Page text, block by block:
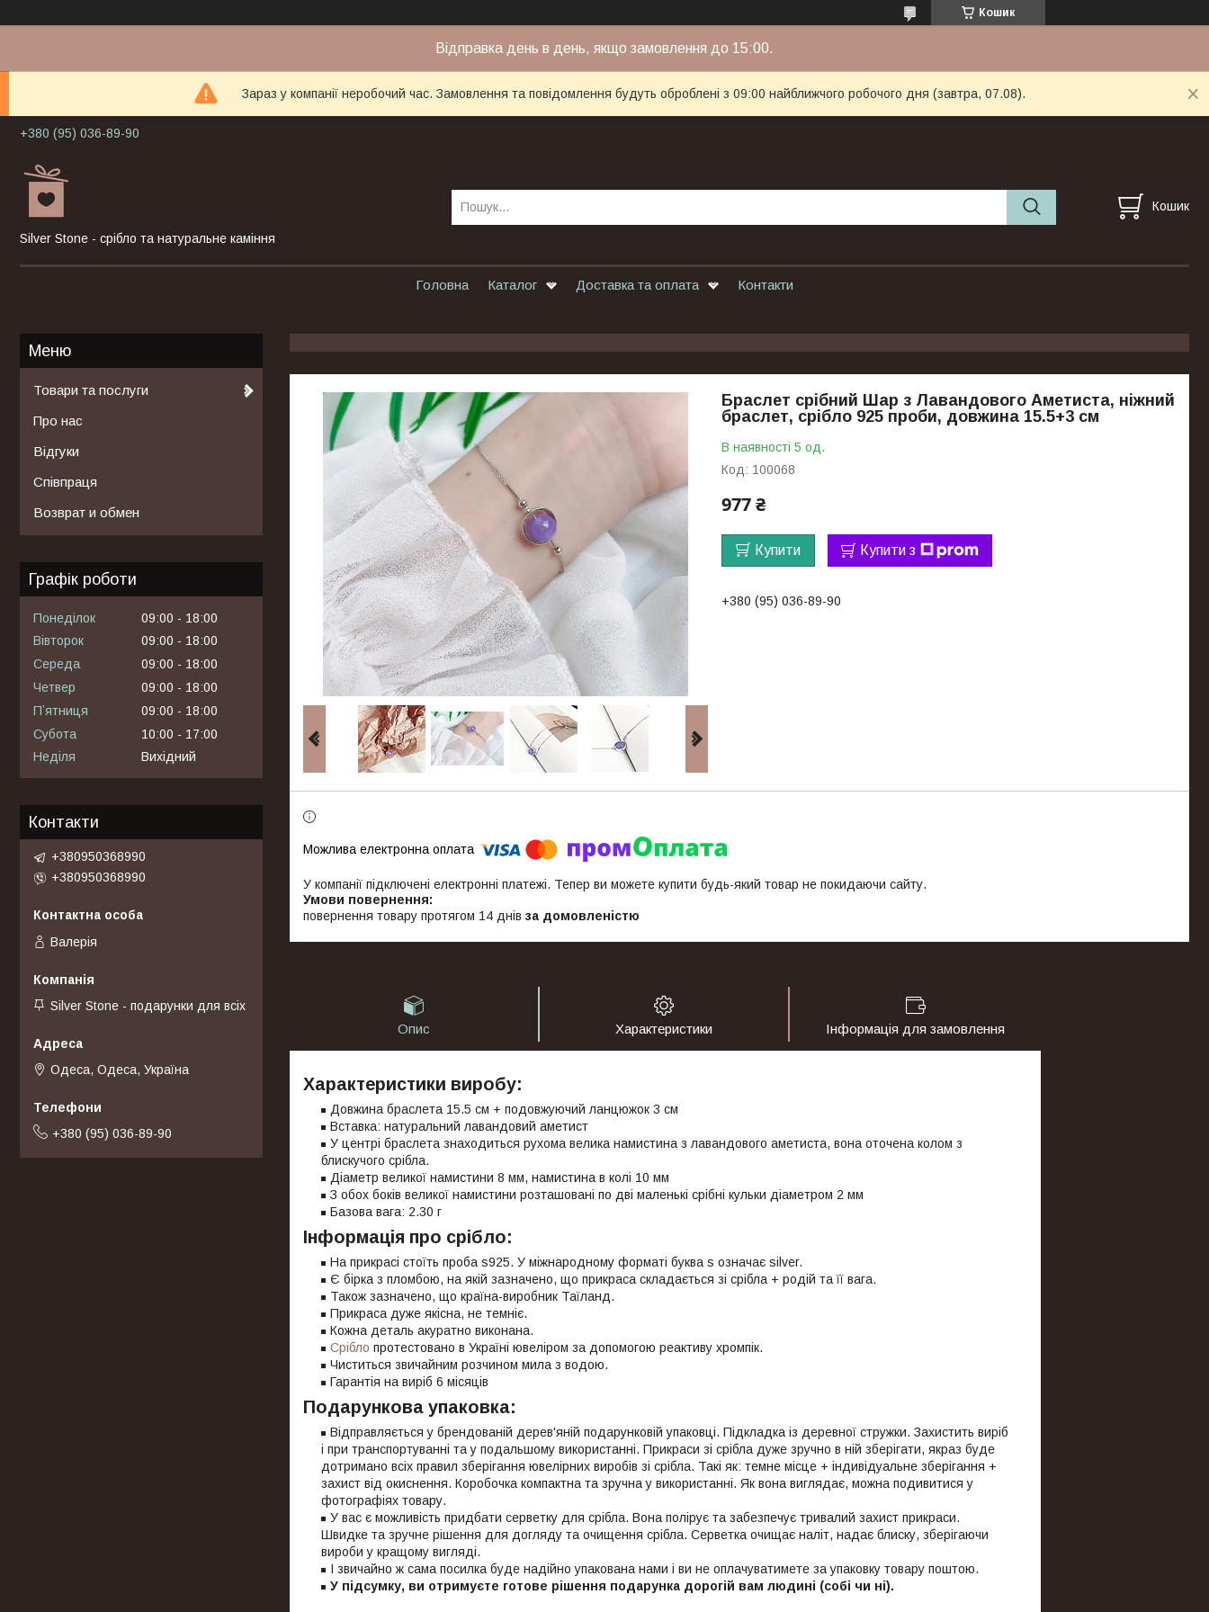
Кошик
Відправка день в день, якщо замовлення до 15:00.
Зараз у компанії неробочий час. Замовлення та повідомлення будуть оброблені з 09:00 найближчого робочого дня (завтра, 07.08).
+380 (95) 036-89-90
Silver Stone - срібло та натуральне каміння
Кошик
Головна Каталог Доставка та оплата Контакти
Браслет срібний Шар з Лавандового Аметиста, ніжний
браслет, срібло 925 проби, довжина 15.5+3 см
В наявності 5 од.
Код: 100068
977 ₴
Купити Купити з
+380 (95) 036-89-90
У компанії підключені електронні платежі. Тепер ви можете купити будь-який товар не покидаючи сайту.
повернення товару протягом 14 днів за домовленістю
Опис Характеристики Інформація для замовлення
Характеристики виробу:
Довжина браслета 15.5 см + подовжуючий ланцюжок 3 см
Вставка: натуральний лавандовий аметист
У центрі браслета знаходиться рухома велика намистина з лавандового аметиста, вона оточена колом з
блискучого срібла.
Діаметр великої намистини 8 мм, намистина в колі 10 мм
З обох боків великої намистини розташовані по дві маленькі срібні кульки діаметром 2 мм
Базова вага: 2.30 г
Інформація про срібло:
На прикрасі стоїть проба s925. У міжнародному форматі буква s означає silver.
Є бірка з пломбою, на якій зазначено, що прикраса складається зі срібла + родій та її вага.
Також зазначено, що країна-виробник Таїланд.
Прикраса дуже якісна, не темніє.
Кожна деталь акуратно виконана.
Срібло протестовано в Україні ювеліром за допомогою реактиву хромпік.
Чиститься звичайним розчином мила з водою.
Гарантія на виріб 6 місяців
Подарункова упаковка:
Відправляється у брендованій дерев'яній подарунковій упаковці. Підкладка із деревної стружки. Захистить виріб
і при транспортуванні та у подальшому використанні. Прикраси зі срібла дуже зручно в ній зберігати, якраз буде
дотримано всіх правил зберігання ювелірних виробів зі срібла. Такі як: темне місце + індивідуальне зберігання +
захист від окиснення. Коробочка компактна та зручна у використанні. Як вона виглядає, можна подивитися у
фотографіях товару.
У вас є можливість придбати серветку для срібла. Вона полірує та забезпечує тривалий захист прикраси.
Швидке та зручне рішення для догляду та очищення срібла. Серветка очищає наліт, надає блиску, зберігаючи
вироби у кращому вигляді.
І звичайно ж сама посилка буде надійно упакована нами і ви не оплачуватимете за упаковку товару поштою.
У підсумку, ви отримуєте готове рішення подарунка дорогій вам людині (собі чи ні).
Товари та послуги
Про нас
Відгуки
Співпраця
Возврат и обмен
Графік роботи
Понеділок 09:00
18:00
Вівторок
09:00
18:00
Середа
09:00
18:00
Четвер
09:00
18:00
Пʼятниця
09:00
18:00
Субота
10:00
17:00
Неділя
Вихідний
Контакти
+380950368990
+380950368990
Валерія
Silver Stone - подарунки для всіх
Одеса, Одеса, Україна
+380 (95) 036-89-90